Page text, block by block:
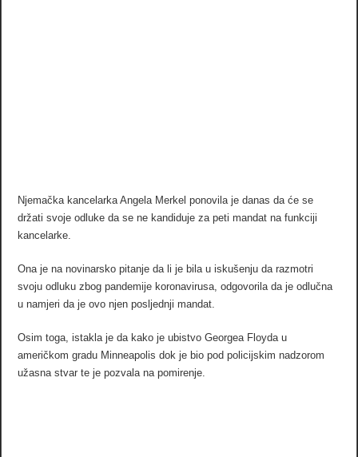
Njemačka kancelarka Angela Merkel ponovila je danas da će se
držati svoje odluke da se ne kandiduje za peti mandat na funkciji
kancelarke.
Ona je na novinarsko pitanje da li je bila u iskušenju da razmotri
svoju odluku zbog pandemije koronavirusa, odgovorila da je odlučna
u namjeri da je ovo njen posljednji mandat.
Osim toga, istakla je da kako je ubistvo Georgea Floyda u
američkom gradu Minneapolis dok je bio pod policijskim nadzorom
užasna stvar te je pozvala na pomirenje.